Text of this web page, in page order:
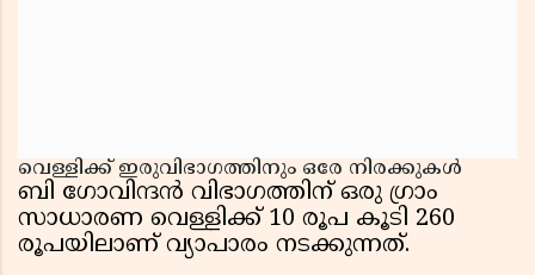
വെള്ളിക്ക് ഇരുവിഭാഗത്തിനും ഒരേ നിരക്കുകൾ
ബി ഗോവിന്ദൻ വിഭാഗത്തിന് ഒരു ഗ്രാം
സാധാരണ വെള്ളിക്ക് 10 രൂപ കൂടി 260
രൂപയിലാണ് വ്യാപാരം നടക്കുന്നത്.